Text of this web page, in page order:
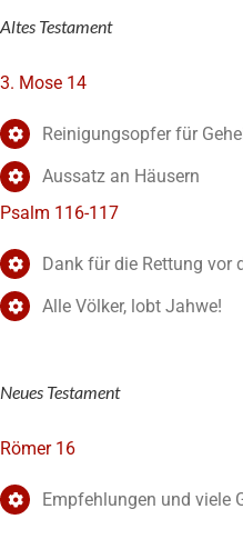
Altes Testament
3. Mose 14
Reinigungsopfer für
Aussatz an Häusern
Psalm 116-117
Dank für die Rettung vor
Alle Völker, lobt Jahwe!
Neues Testament
Römer 16
Empfehlungen und viele